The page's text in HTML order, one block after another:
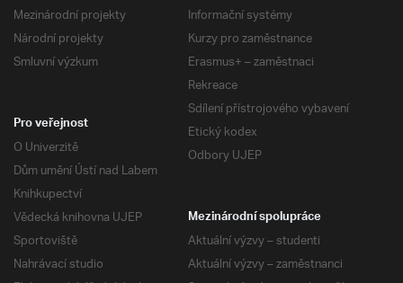
Mezinárodní projekty
Národní projekty
Smluvní výzkum
Informační systémy
Kurzy pro zaměstnance
Erasmus+ – zaměstnaci
Rekreace
Sdílení přístrojového vybavení
Etický kodex
Odbory UJEP
Pro veřejnost
O Univerzitě
Dům umění Ústí nad Labem
Knihkupectví
Vědecká knihovna UJEP
Sportoviště
Nahrávací studio
Mezinárodní spolupráce
Aktuální výzvy – studenti
Aktuální výzvy – zaměstnanci